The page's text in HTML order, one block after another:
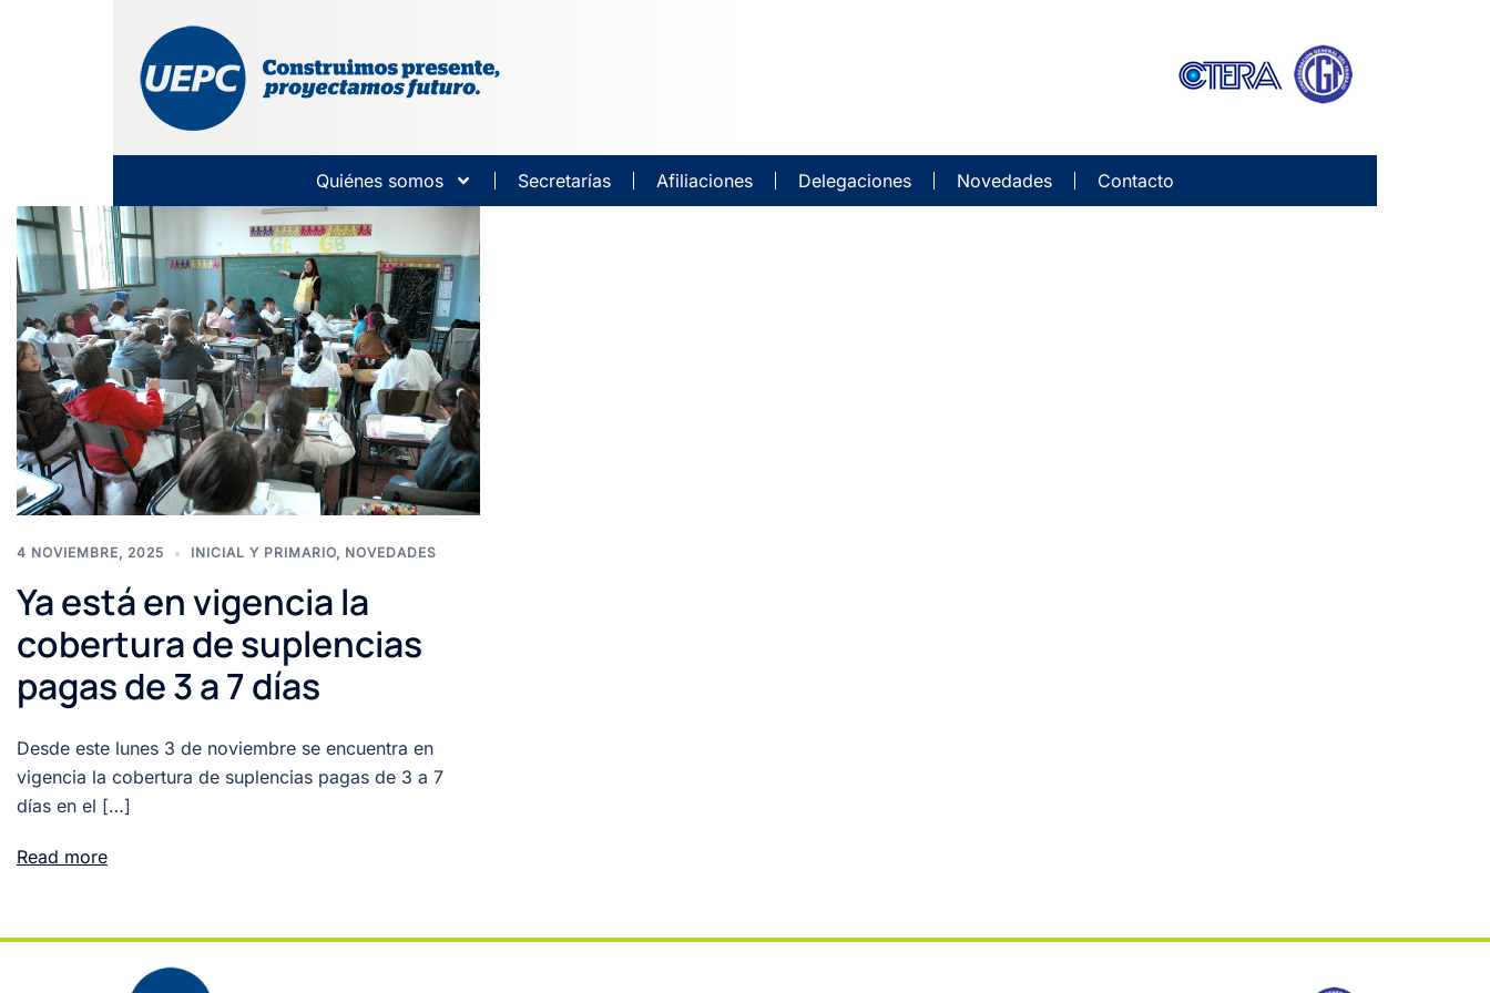
Quiénes somos Secretarías Afiliaciones Delegaciones Novedades Contacto
4 NOVIEMBRE, 2025 INICIAL Y PRIMARIO, NOVEDADES
Ya está en vigencia la
cobertura de suplencias
pagas de 3 a 7 días
Desde este lunes 3 de noviembre se encuentra en
vigencia la cobertura de suplencias pagas de 3 a 7
días en el […]
Read more